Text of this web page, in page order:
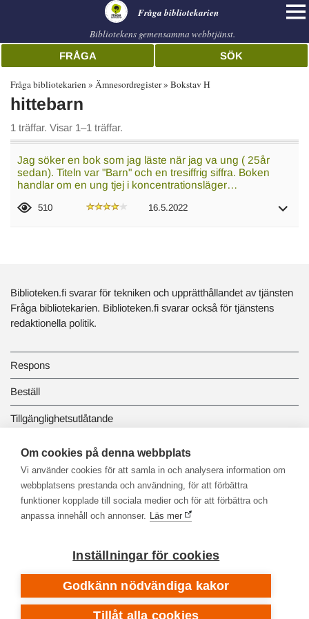
Fråga bibliotekarien
Bibliotekens gemensamma webbtjänst.
FRÅGA SÖK
Fråga bibliotekarien Ämnesordregister Bokstav H
hittebarn
1 träffar. Visar 1–1 träffar.
Jag söker en bok som jag läste när jag va ung ( 25år
sedan). Titeln var "Barn" och en tresiffrig siffra. Boken
handlar om en ung tjej i koncentrationsläger…
510 16.5.2022
Biblioteken.fi svarar för tekniken och upprätthållandet av tjänsten
Fråga bibliotekarien. Biblioteken.fi svarar också för tjänstens
redaktionella politik.
Respons
Beställ
Tillgänglighetsutlåtande
Dataskydd och registerbeskrivningar
Länkbiblioteket
Om cookies på denna webbplats
Vi använder cookies för att samla in och analysera information om
webbplatsens prestanda och användning, för att förbättra
funktioner kopplade till sociala medier och för att förbättra och
anpassa innehåll och annonser. Läs mer
Inställningar för cookies
Godkänn nödvändiga kakor
Tillåt alla cookies